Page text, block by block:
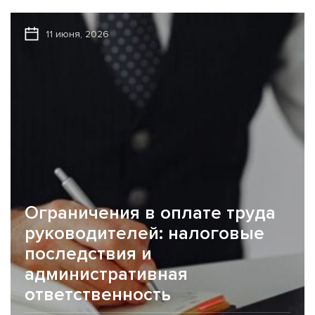
11 июня, 2026
Ограничения в оплате труда
руководителей: налоговые
последствия и
административная
ответственность